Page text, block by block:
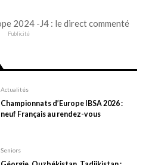
Publicité
Actualités
Championnats d’Europe IBSA 2026 :
neuf Français au rendez-vous
Seniors